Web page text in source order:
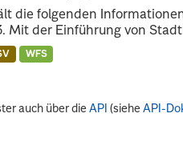
die folgenden
Mit der Einführung von
WFS
auch über dieAPI (sieheAPI-